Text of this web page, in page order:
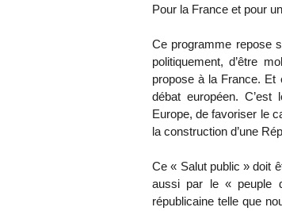
Pour la France et pour
Ce programme repose
politiquement, d’être
propose à la France. Et
débat européen.
Europe, de favoriser le
la construction d’une
Ce « Salut public » doit
aussi par le « peuple
républicaine telle que